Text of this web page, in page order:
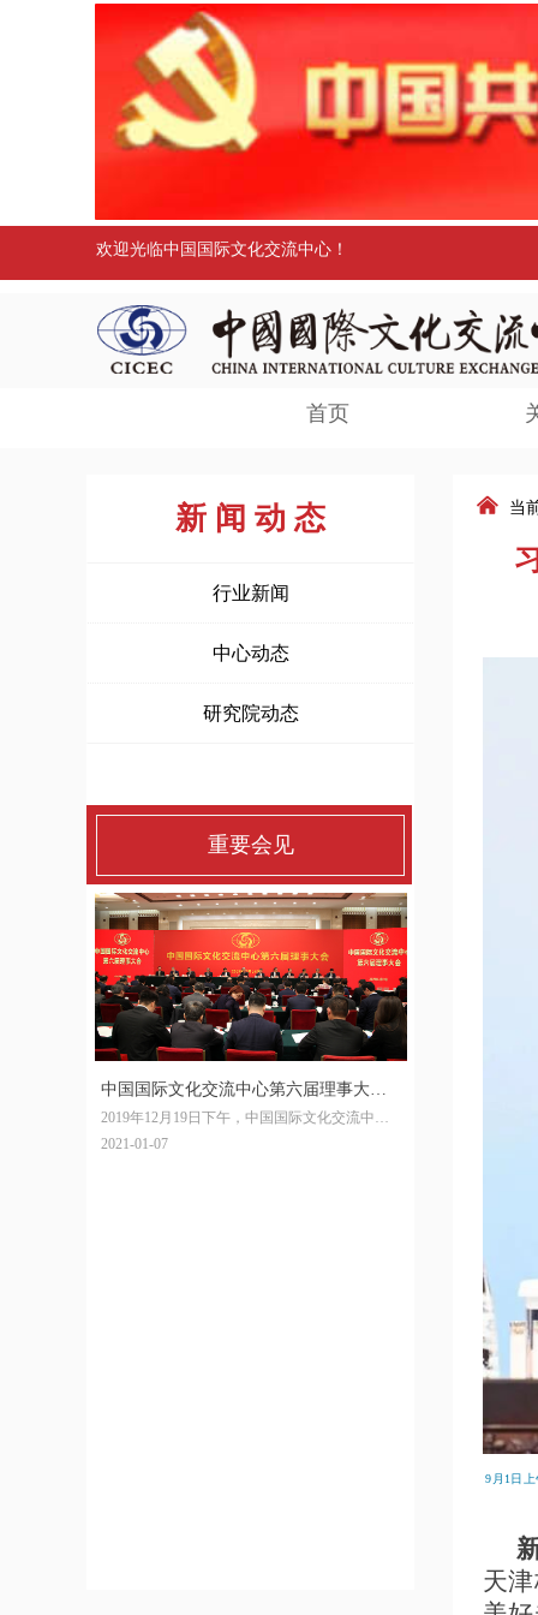
欢迎光临中国国际文化交流中心！
首页
新 闻 动 态
行业新闻
中心动态
研究院动态
重要会见
中国国际文化交流中心第六届理事大会
在北京人民大会堂顺利召开
2019年12月19日下午，中国国际文化交流中心
（以下简称：文化中心）第六届理事大会在北
2021-01-07
当
낀
9月1日
天